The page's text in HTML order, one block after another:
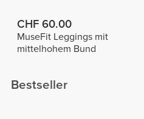
CHF 60.00
MuseFit Leggings mit
mittelhohem Bund
Bestseller